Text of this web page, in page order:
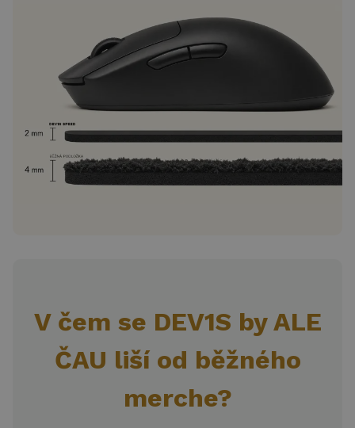
V čem se DEV1S by ALE
ČAU liší od běžného
merche?